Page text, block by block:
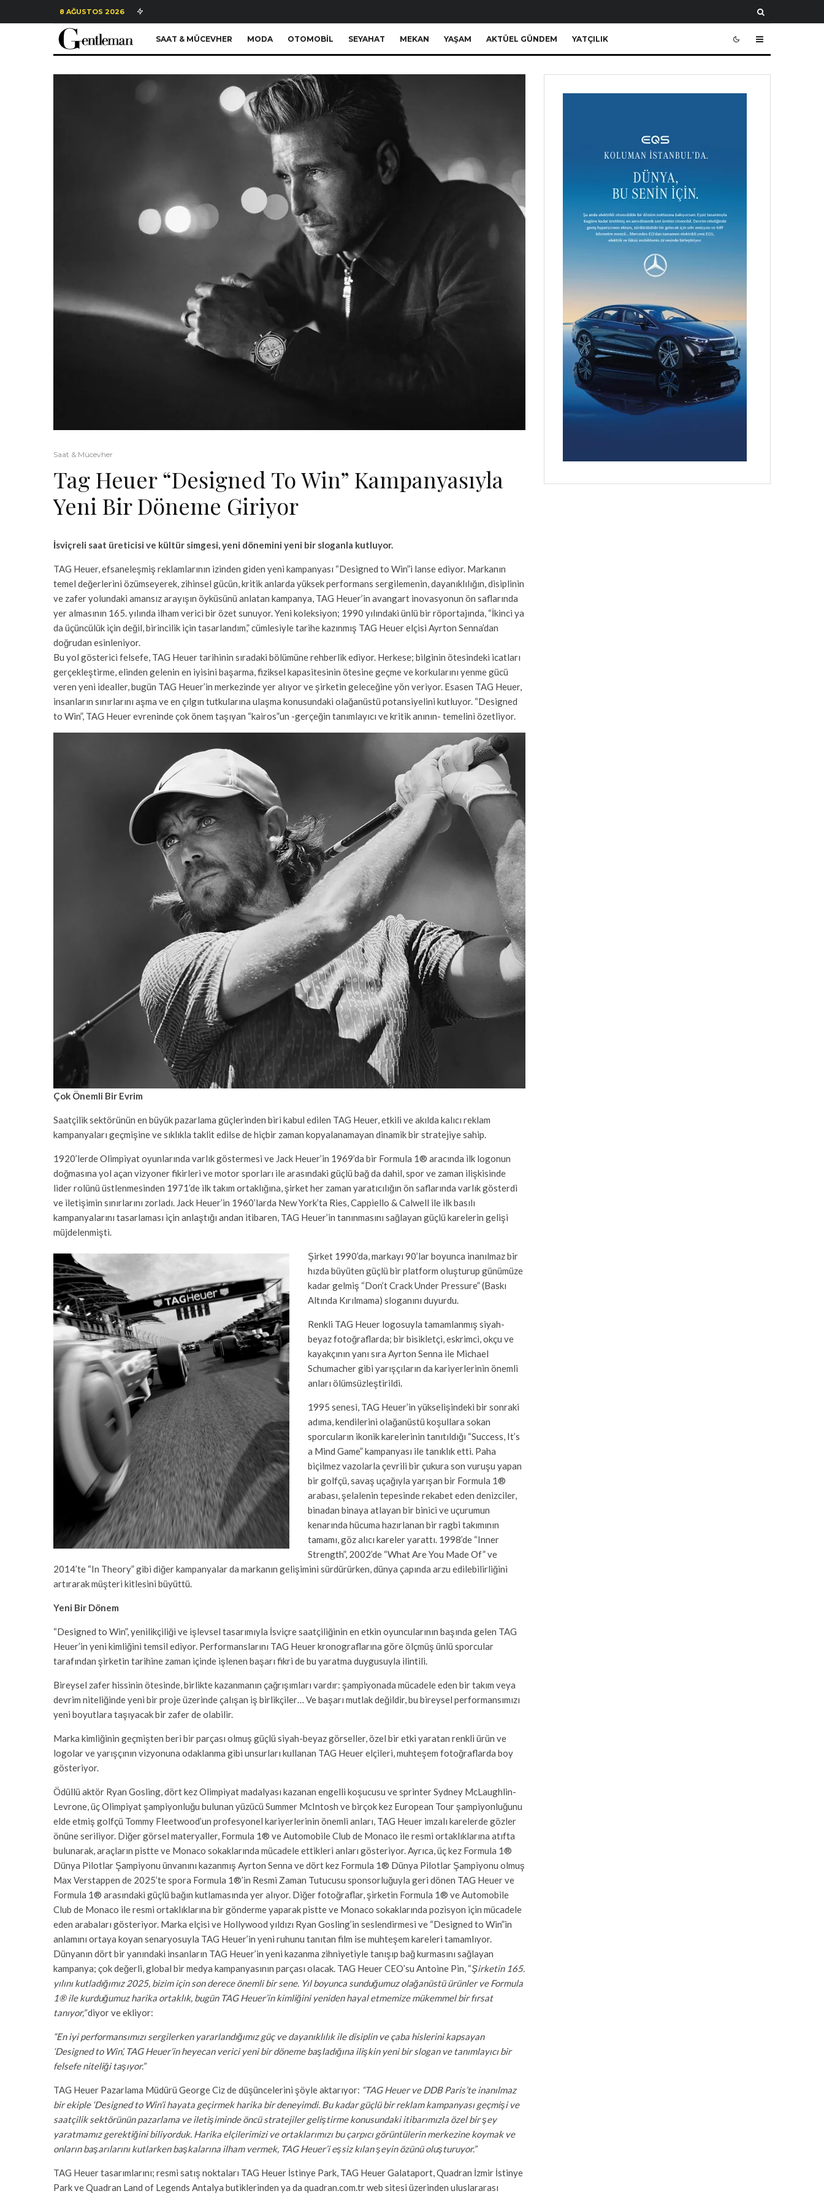
8 AĞUSTOS 2026
SAAT & MÜCEVHER MODA OTOMOBIL SEYAHAT MEKAN YAŞAM AKTÜEL GÜNDEM YATÇILIK
Saat & Mücevher
Tag Heuer “Designed To Win” Kampanyasıyla
Yeni Bir Döneme Giriyor
İsviçreli saat üreticisi ve kültür simgesi, yeni dönemini yeni bir sloganla kutluyor.
TAG Heuer, efsaneleşmiş reklamlarının izinden giden yeni kampanyası “Designed to Win”i lanse ediyor. Markanın
temel değerlerini özümseyerek, zihinsel gücün, kritik anlarda yüksek performans sergilemenin, dayanıklılığın, disiplinin
ve zafer yolundaki amansız arayışın öyküsünü anlatan kampanya, TAG Heuer’in avangart inovasyonun ön saflarında
yer almasının 165. yılında ilham verici bir özet sunuyor. Yeni koleksiyon; 1990 yılındaki ünlü bir röportajında, “İkinci ya
da üçüncülük için değil, birincilik için tasarlandım,” cümlesiyle tarihe kazınmış TAG Heuer elçisi Ayrton Senna’dan
doğrudan esinleniyor.
Bu yol gösterici felsefe, TAG Heuer tarihinin sıradaki bölümüne rehberlik ediyor. Herkese; bilginin ötesindeki icatları
gerçekleştirme, elinden gelenin en iyisini başarma, fiziksel kapasitesinin ötesine geçme ve korkularını yenme gücü
veren yeni idealler, bugün TAG Heuer’in merkezinde yer alıyor ve şirketin geleceğine yön veriyor. Esasen TAG Heuer,
insanların sınırlarını aşma ve en çılgın tutkularına ulaşma konusundaki olağanüstü potansiyelini kutluyor. “Designed
to Win”, TAG Heuer evreninde çok önem taşıyan “kairos”un -gerçeğin tanımlayıcı ve kritik anının- temelini özetliyor.
Çok Önemli Bir Evrim
Saatçilik sektörünün en büyük pazarlama güçlerinden biri kabul edilen TAG Heuer, etkili ve akılda kalıcı reklam
kampanyaları geçmişine ve sıklıkla taklit edilse de hiçbir zaman kopyalanamayan dinamik bir stratejiye sahip.
1920’lerde Olimpiyat oyunlarında varlık göstermesi ve Jack Heuer’in 1969’da bir Formula 1® aracında ilk logonun
doğmasına yol açan vizyoner fikirleri ve motor sporları ile arasındaki güçlü bağ da dahil, spor ve zaman ilişkisinde
lider rolünü üstlenmesinden 1971’de ilk takım ortaklığına, şirket her zaman yaratıcılığın ön saflarında varlık gösterdi
ve iletişimin sınırlarını zorladı. Jack Heuer’in 1960’larda New York’ta Ries, Cappiello & Calwell ile ilk basılı
kampanyalarını tasarlaması için anlaştığı andan itibaren, TAG Heuer’in tanınmasını sağlayan güçlü karelerin gelişi
müjdelenmişti.
Şirket 1990’da, markayı 90’lar boyunca inanılmaz bir
hızda büyüten güçlü bir platform oluşturup günümüze
kadar gelmiş “Don’t Crack Under Pressure” (Baskı
Altında Kırılmama) sloganını duyurdu.
Renkli TAG Heuer logosuyla tamamlanmış siyah-
beyaz fotoğraflarda; bir bisikletçi, eskrimci, okçu ve
kayakçının yanı sıra Ayrton Senna ile Michael
Schumacher gibi yarışçıların da kariyerlerinin önemli
anları ölümsüzleştirildi.
1995 senesi, TAG Heuer’in yükselişindeki bir sonraki
adıma, kendilerini olağanüstü koşullara sokan
sporcuların ikonik karelerinin tanıtıldığı “Success, It’s
a Mind Game” kampanyası ile tanıklık etti. Paha
biçilmez vazolarla çevrili bir çukura son vuruşu yapan
bir golfçü, savaş uçağıyla yarışan bir Formula 1®
arabası, şelalenin tepesinde rekabet eden denizciler,
binadan binaya atlayan bir binici ve uçurumun
kenarında hücuma hazırlanan bir ragbi takımının
tamamı, göz alıcı kareler yarattı. 1998’de “Inner
Strength”, 2002’de “What Are You Made Of” ve
2014’te “In Theory” gibi diğer kampanyalar da markanın gelişimini sürdürürken, dünya çapında arzu edilebilirliğini
artırarak müşteri kitlesini büyüttü.
Yeni Bir Dönem
“Designed to Win”, yenilikçiliği ve işlevsel tasarımıyla İsviçre saatçiliğinin en etkin oyuncularının başında gelen TAG
Heuer’in yeni kimliğini temsil ediyor. Performanslarını TAG Heuer kronograflarına göre ölçmüş ünlü sporcular
tarafından şirketin tarihine zaman içinde işlenen başarı fikri de bu yaratma duygusuyla ilintili.
Bireysel zafer hissinin ötesinde, birlikte kazanmanın çağrışımları vardır: şampiyonada mücadele eden bir takım veya
devrim niteliğinde yeni bir proje üzerinde çalışan iş birlikçiler… Ve başarı mutlak değildir, bu bireysel performansımızı
yeni boyutlara taşıyacak bir zafer de olabilir.
Marka kimliğinin geçmişten beri bir parçası olmuş güçlü siyah-beyaz görseller, özel bir etki yaratan renkli ürün ve
logolar ve yarışçının vizyonuna odaklanma gibi unsurları kullanan TAG Heuer elçileri, muhteşem fotoğraflarda boy
gösteriyor.
Ödüllü aktör Ryan Gosling, dört kez Olimpiyat madalyası kazanan engelli koşucusu ve sprinter Sydney McLaughlin-
Levrone, üç Olimpiyat şampiyonluğu bulunan yüzücü Summer McIntosh ve birçok kez European Tour şampiyonluğunu
elde etmiş golfçü Tommy Fleetwood’un profesyonel kariyerlerinin önemli anları, TAG Heuer imzalı karelerde gözler
önüne seriliyor. Diğer görsel materyaller, Formula 1® ve Automobile Club de Monaco ile resmi ortaklıklarına atıfta
bulunarak, araçların pistte ve Monaco sokaklarında mücadele ettikleri anları gösteriyor. Ayrıca, üç kez Formula 1®
Dünya Pilotlar Şampiyonu ünvanını kazanmış Ayrton Senna ve dört kez Formula 1® Dünya Pilotlar Şampiyonu olmuş
Max Verstappen de 2025’te spora Formula 1®’in Resmi Zaman Tutucusu sponsorluğuyla geri dönen TAG Heuer ve
Formula 1® arasındaki güçlü bağın kutlamasında yer alıyor. Diğer fotoğraflar, şirketin Formula 1® ve Automobile
Club de Monaco ile resmi ortaklıklarına bir gönderme yaparak pistte ve Monaco sokaklarında pozisyon için mücadele
eden arabaları gösteriyor. Marka elçisi ve Hollywood yıldızı Ryan Gosling’in seslendirmesi ve “Designed to Win”in
anlamını ortaya koyan senaryosuyla TAG Heuer’in yeni ruhunu tanıtan film ise muhteşem kareleri tamamlıyor.
Dünyanın dört bir yanındaki insanların TAG Heuer’in yeni kazanma zihniyetiyle tanışıp bağ kurmasını sağlayan
kampanya; çok değerli, global bir medya kampanyasının parçası olacak. TAG Heuer CEO’su Antoine Pin, “Şirketin 165.
yılını kutladığımız 2025, bizim için son derece önemli bir sene. Yıl boyunca sunduğumuz olağanüstü ürünler ve Formula
1® ile kurduğumuz harika ortaklık, bugün TAG Heuer’in kimliğini yeniden hayal etmemize mükemmel bir fırsat
tanıyor,”diyor ve ekliyor:
“En iyi performansımızı sergilerken yararlandığımız güç ve dayanıklılık ile disiplin ve çaba hislerini kapsayan
‘Designed to Win’, TAG Heuer’in heyecan verici yeni bir döneme başladığına ilişkin yeni bir slogan ve tanımlayıcı bir
felsefe niteliği taşıyor.”
TAG Heuer Pazarlama Müdürü George Ciz de düşüncelerini şöyle aktarıyor: “TAG Heuer ve DDB Paris’te inanılmaz
bir ekiple ‘Designed to Win’i hayata geçirmek harika bir deneyimdi. Bu kadar güçlü bir reklam kampanyası geçmişi ve
saatçilik sektörünün pazarlama ve iletişiminde öncü stratejiler geliştirme konusundaki itibarımızla özel bir şey
yaratmamız gerektiğini biliyorduk. Harika elçilerimizi ve ortaklarımızı bu çarpıcı görüntülerin merkezine koymak ve
onların başarılarını kutlarken başkalarına ilham vermek, TAG Heuer’i eşsiz kılan şeyin özünü oluşturuyor.”
TAG Heuer tasarımlarını; resmi satış noktaları TAG Heuer İstinye Park, TAG Heuer Galataport, Quadran İzmir İstinye
Park ve Quadran Land of Legends Antalya butiklerinden ya da quadran.com.tr web sitesi üzerinden uluslararası